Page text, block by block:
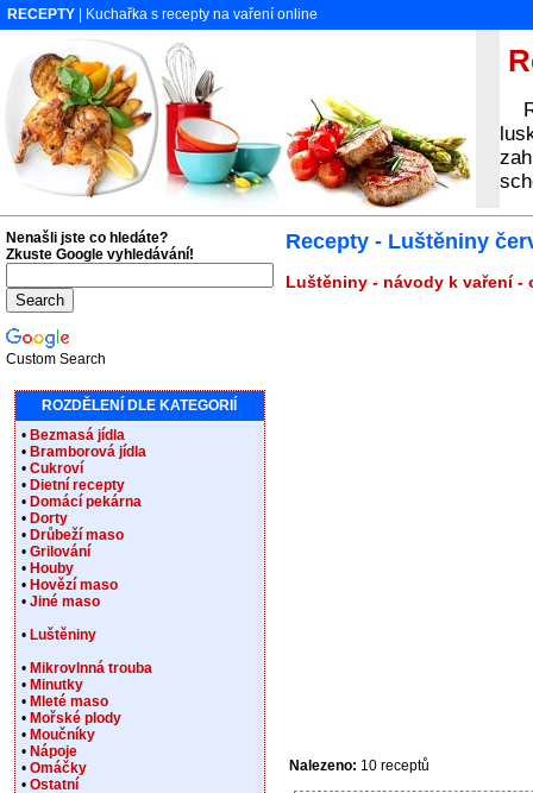
RECEPTY | Kuchařka s recepty na vaření online
Recepty - Luštěniny
Luštěniny - návody k vaření -
Nalezeno: 10 receptů
Nenašli jste co hledáte?
Zkuste Google vyhledávání!
Custom Search
ROZDĚLENÍ DLE KATEGORIÍ
• Bezmasá jídla
• Bramborová jídla
• Cukroví
• Dietní recepty
• Domácí pekárna
• Dorty
• Drůbeží maso
• Grilování
• Houby
• Hovězí maso
• Jiné maso
• Luštěniny
• Mikrovlnná trouba
• Minutky
• Mleté maso
• Mořské plody
• Moučníky
• Nápoje
• Omáčky
• Ostatní